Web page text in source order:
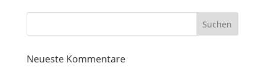
Neueste Kommentare